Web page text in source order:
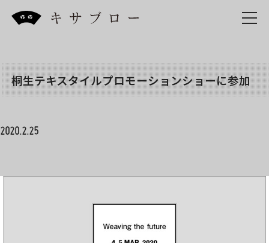
content
桐生テキスタイルプロモーションショーに参加
2020.2.25